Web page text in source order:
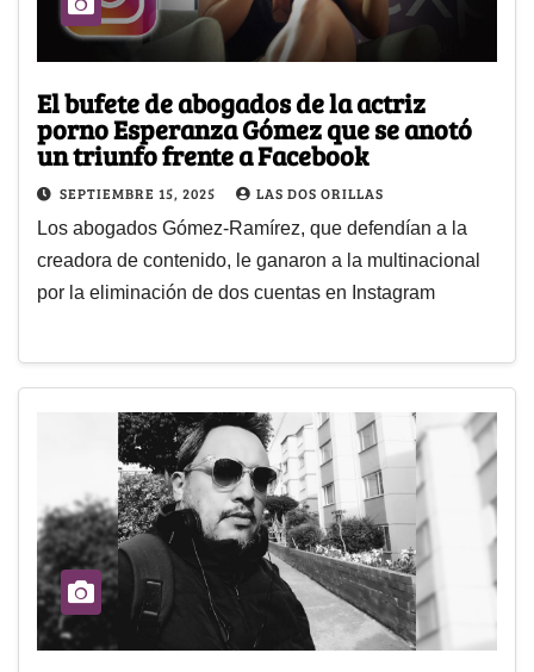
El bufete de abogados de la actriz
porno Esperanza Gómez que se anotó
un triunfo frente a Facebook
SEPTIEMBRE 15, 2025 LAS DOS ORILLAS
Los abogados Gómez-Ramírez, que defendían a la
creadora de contenido, le ganaron a la multinacional
por la eliminación de dos cuentas en Instagram